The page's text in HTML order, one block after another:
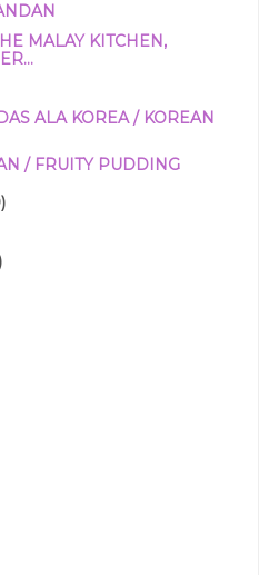
MALAY KITCHEN,
ALA KOREA / KOREAN
/ FRUITY PUDDING